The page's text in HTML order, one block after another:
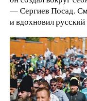
— Сергиев Посад.
и вдохновил